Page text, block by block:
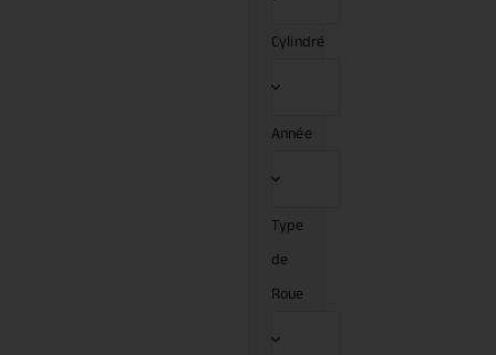
Cylindré
Année
Type
de
Roue